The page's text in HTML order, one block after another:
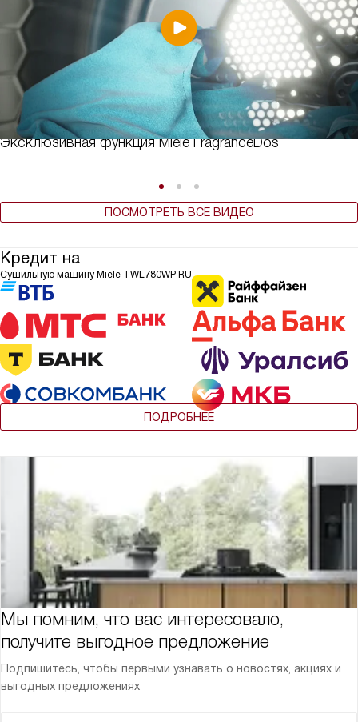
Эксклюзивная функция Miele FragranceDos
ПОСМОТРЕТЬ ВСЕ ВИДЕО
Кредит на
Сушильную машину Miele TWL780WP RU
ПОДРОБНЕЕ
Мы помним, что вас интересовало,
получите выгодное предложение
Подпишитесь, чтобы первыми узнавать о новостях, акциях и
выгодных предложениях